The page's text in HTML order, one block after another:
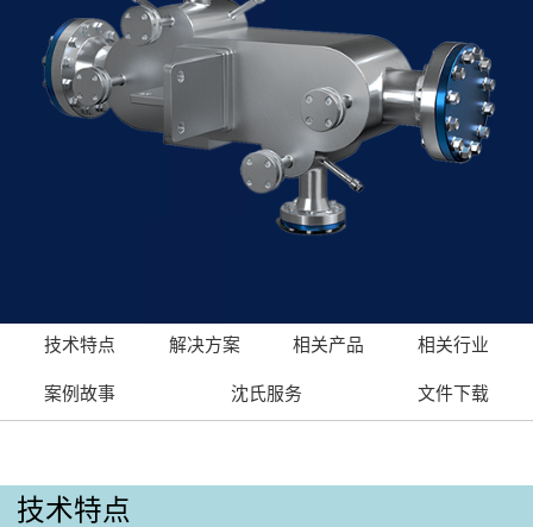
技术特点 解决方案 相关产品 相关行业
案例故事 沈氏服务 文件下载
技术特点